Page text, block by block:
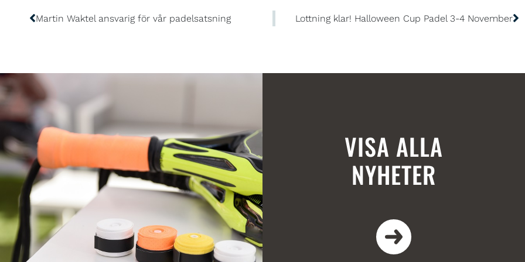
Martin Waktel ansvarig för vår padelsatsning Lottning klar! Halloween Cup Padel 3-4 November
VISA ALLA
NYHETER